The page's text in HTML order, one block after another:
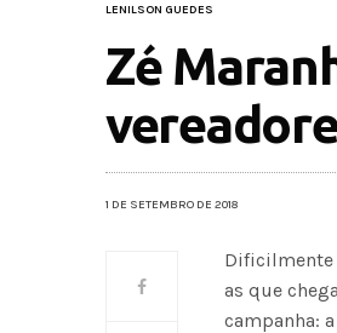
LENILSON GUEDES
Zé
1 DE SETEMBRO DE 2018
Dificilmente
as que
campanha: